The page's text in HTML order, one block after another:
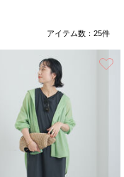
アイテム数： 25件